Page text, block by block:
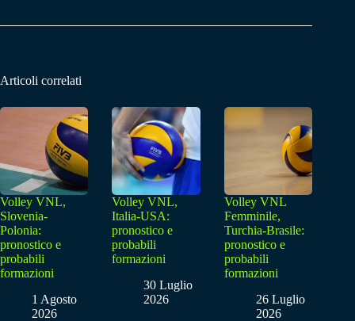
Articoli correlati
Volley VNL,
Slovenia-
Polonia:
pronostico e
probabili
formazioni
1 Agosto
2026
Volley VNL,
Italia-USA:
pronostico e
probabili
formazioni
30 Luglio
2026
Volley VNL
Femminile,
Turchia-Brasile:
pronostico e
probabili
formazioni
26 Luglio
2026